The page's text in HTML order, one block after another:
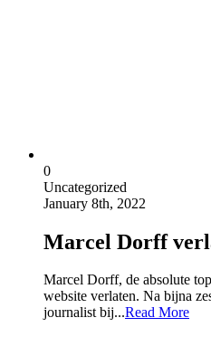
0
Uncategorized
January 8th, 2022
Marcel Dorff
Marcel Dorff, de absolute
website verlaten. Na bijna
journalist bij...Read More